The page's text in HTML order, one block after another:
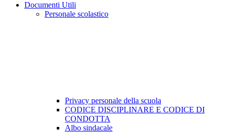
Documenti Utili
Personale scolastico
Privacy personale della scuola
CODICE DISCIPLINARE E CODICE DI
CONDOTTA
Albo sindacale